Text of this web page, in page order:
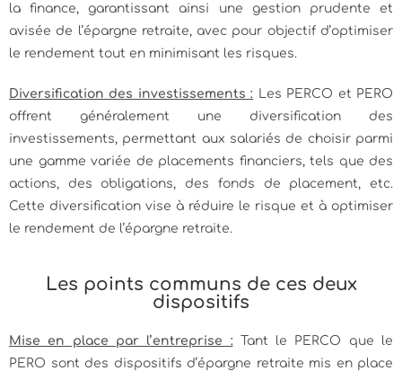
la finance, garantissant ainsi une gestion prudente et
avisée de l’épargne retraite, avec pour objectif d’optimiser
le rendement tout en minimisant les risques.
Diversification des investissements : Les PERCO et PERO
offrent généralement une diversification des
investissements, permettant aux salariés de choisir parmi
une gamme variée de placements financiers, tels que des
actions, des obligations, des fonds de placement, etc.
Cette diversification vise à réduire le risque et à optimiser
le rendement de l’épargne retraite.
Les points communs de ces deux
dispositifs
Mise en place par l’entreprise : Tant le PERCO que le
PERO sont des dispositifs d’épargne retraite mis en place